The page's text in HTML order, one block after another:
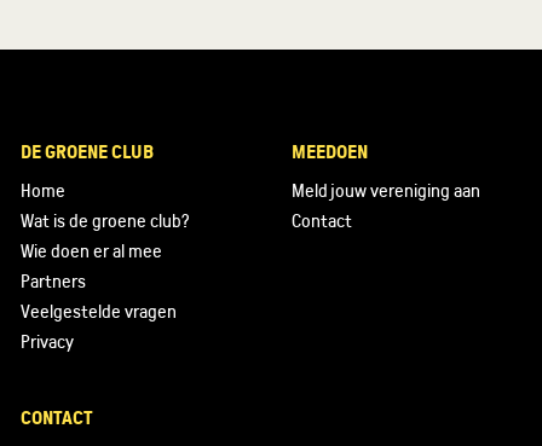
DE GROENE CLUB
Home
Wat is de groene club?
Wie doen er al mee
Partners
Veelgestelde vragen
Privacy
MEEDOEN
Meld jouw vereniging aan
Contact
CONTACT